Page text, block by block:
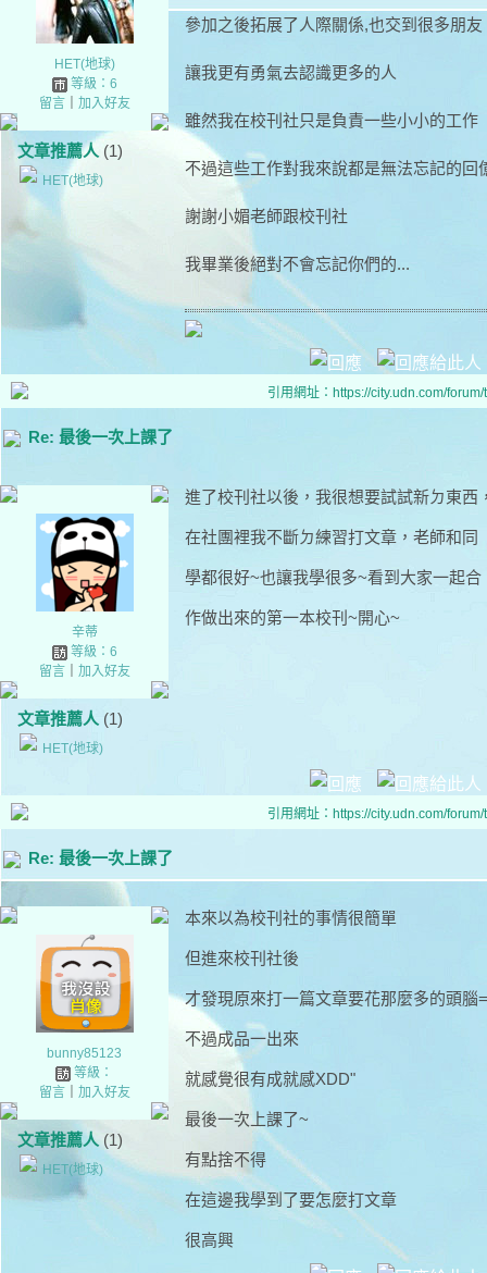
HET(地球)
等級：6
留言｜ 加入好友
文章推薦人 (1)
HET(地球)
參加之後拓展了人際關係,也交到很多朋友
讓我更有勇氣去認識更多的人
雖然我在校刊社只是負責一些小小的工作
不過這些工作對我來說都是無法忘記的回
謝謝小媚老師跟校刊社
我畢業後絕對不會忘記你們的...
引用網址：https://city.udn.com/
Re: 最後一次上課了
辛蒂
等級：6
留言｜ 加入好友
文章推薦人 (1)
HET(地球)
進了校刊社以後，我很想要試試新ㄉ東西
在社團裡我不斷ㄉ練習打文章，老師和同
學都很好~也讓我學很多~看到大家一起合
作做出來的第一本校刊~開心~
引用網址：https://city.udn.com/
Re: 最後一次上課了
bunny85123
等級：
留言｜ 加入好友
文章推薦人 (1)
HET(地球)
本來以為校刊社的事情很簡單
但進來校刊社後
才發現原來打一篇文章要花那麼多的頭腦
不過成品一出來
就感覺很有成就感XDD"
最後一次上課了~
有點捨不得
在這邊我學到了要怎麼打文章
很高興